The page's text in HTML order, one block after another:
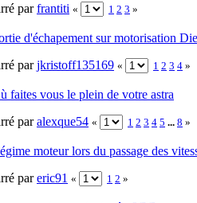
parfrantiti « 1 2 3 »
d'échapement sur motorisation
parjkristoff135169 « 1 2 3 4 »
faites vous le plein de votre astra
paralexque54 « 1 2 3 4 5 ... 8 »
moteur lors du passage des
pareric91 « 1 2 »